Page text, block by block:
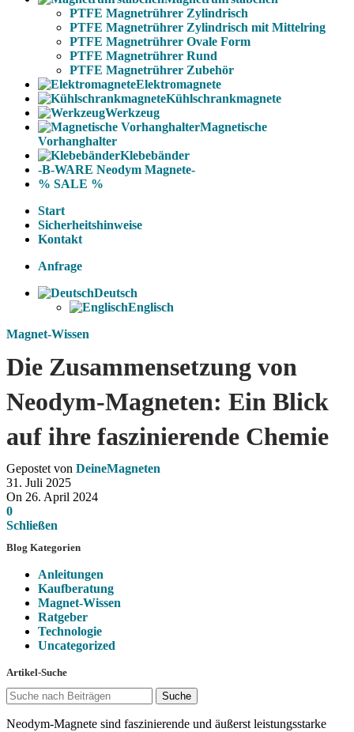
PTFE Magnetrührer Zylindrisch
PTFE Magnetrührer Zylindrisch mit Mittelring
PTFE Magnetrührer Ovale Form
PTFE Magnetrührer Rund
PTFE Magnetrührer Zubehör
Elektromagnete
Kühlschrankmagnete
Werkzeug
Magnetische
Vorhanghalter
Klebebänder
-B-WARE Neodym Magnete-
% SALE %
Start
Sicherheitshinweise
Kontakt
Anfrage
Deutsch
Englisch
Magnet-Wissen
Die Zusammensetzung von
Neodym-Magneten: Ein Blick
auf ihre faszinierende Chemie
Gepostet von DeineMagneten
31. Juli 2025
On 26. April 2024
0
Schließen
Blog Kategorien
Anleitungen
Kaufberatung
Magnet-Wissen
Ratgeber
Technologie
Uncategorized
Artikel-Suche
Suche
Neodym-Magnete sind faszinierende und äußerst leistungsstarke